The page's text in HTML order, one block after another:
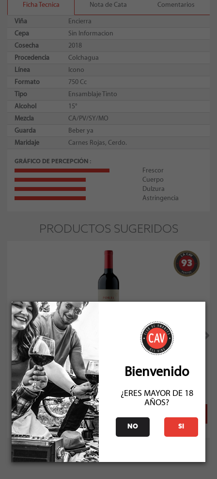
Ficha Tecnica Nota de Cata Comentarios
Viña
Encierra
Cepa
Sin Informacion
Cosecha
2018
Procedencia
Colchagua
Línea
Icono
Formato
750 Cc
Tipo
Ensamblaje Tinto
Alcohol
15°
Mezcla
CA/PV/SY/MO
Guarda
Beber ya
Maridaje
Carnes Rojas, Cerdo.
GRÁFICO DE PERCEPCIÓN
Frescor
Cuerpo
Dulzura
Astringencia
PRODUCTOS SUGERIDOS
93
Encierra Porel Ensamblaje Tinto 2016
Socio: $54.000
Normal: $60.000
Stock: 6
Bienvenido
¿ERES MAYOR DE 18
AÑOS?
NO SI